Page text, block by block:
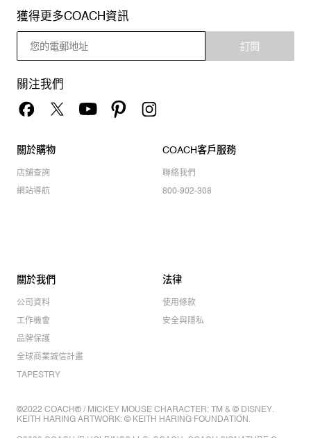
獲得更多COACH資訊
訂閱
關注我們
關於購物
店舖查詢
網站導航
COACH客戶服務
聯絡我們
800-902-308
關於我們
公司資料
工作機會
品牌保護
全球商業誠信計畫
TAPESTRY
法律
使用條款
安全與隱私
©2022 COACH® / MICKEY MOUSE CHARACTER: TM & © DISNEY.
KEITH HARING ARTWORK: © KEITH HARING FOUNDATION.
©2022 COACH IP HOLDINGS LLC. COACH, COACH SIGNATURE C